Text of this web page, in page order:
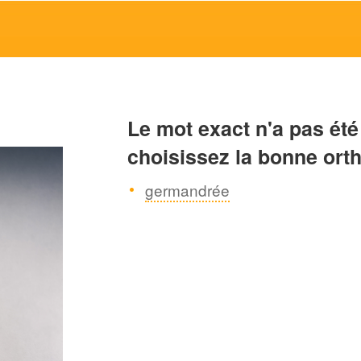
Le mot exact n'a pas
choisissez la bonne
germandrée